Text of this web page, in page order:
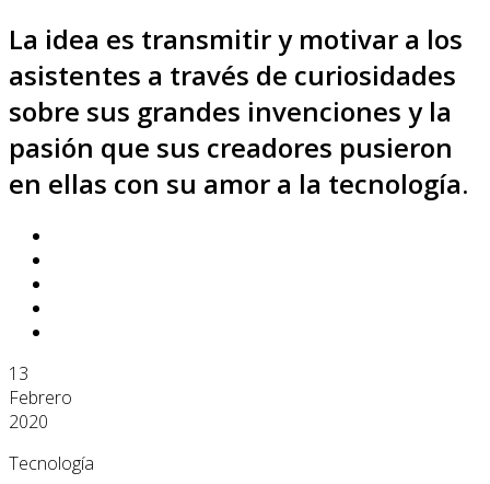
La idea es transmitir y motivar a los
asistentes a través de curiosidades
sobre sus grandes invenciones y la
pasión que sus creadores pusieron
en ellas con su amor a la tecnología.
13
Febrero
2020
Tecnología